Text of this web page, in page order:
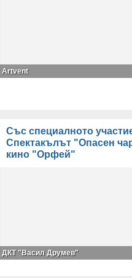
Artvent
Със специалното
Спектакълът "Опасен
кино "Орфей"
ДКТ "Васил Друмев"